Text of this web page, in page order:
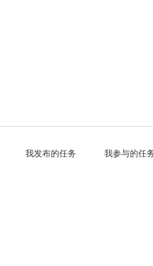
我发布的任务 我参与的任